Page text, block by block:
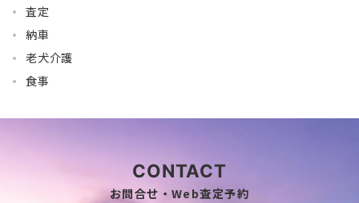
査定
納車
老犬介護
食事
CONTACT
お問合せ・Web査定予約